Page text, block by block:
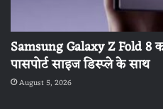
Samsung Galaxy Z Fold 8
पासपोर्ट साइज डिस्प्ले के साथ
August 5, 2026